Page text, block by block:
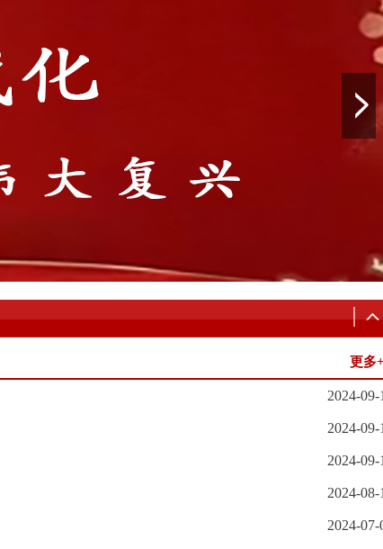
更多
2024-09-
2024-09-
2024-09-
2024-08-
2024-07-